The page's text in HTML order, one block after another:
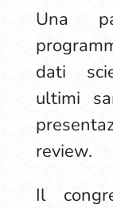
Una
dati
ultimi
review.
Il